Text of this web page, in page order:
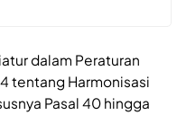
dalam Peraturan
tentang Harmonisasi
Pasal 40 hingga